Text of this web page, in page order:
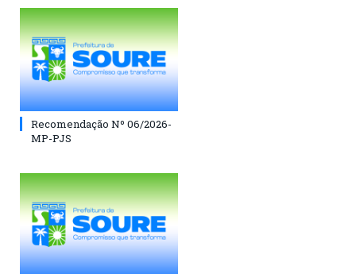
Recomendação Nº 06/2026-
MP-PJS